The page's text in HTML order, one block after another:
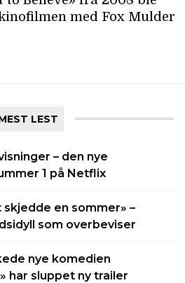
LEST
– den nye
1 på Netflix
en sommer» –
som overbeviser
nye komedien
har sluppet ny trailer